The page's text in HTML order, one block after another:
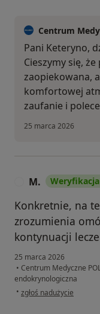
Centrum
Pani Keteryno,
Cieszymy się, że
zaopiekowana,
komfortowej
zaufanie i
25 marca 2026
M.
Konkretnie, na
zrozumienia
kontynuacji
25 marca 2026
• Centrum Medyczne
endokrynologiczna
• w opinii użytkownika M.
zgłoś nadużycie